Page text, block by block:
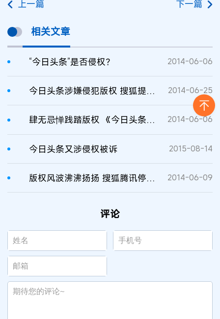
上一篇 下一篇
相关文章
“今日头条”是否侵权？ 2014-06-06
今日头条涉嫌侵犯版权 搜狐提起诉讼 2014-06-25
肆无忌惮践踏版权 《今日头条》被告上法庭 2014-06-06
今日头条又涉侵权被诉 2015-08-14
版权风波沸沸扬扬 搜狐腾讯停止与今日头条合作 2014-06-09
评论